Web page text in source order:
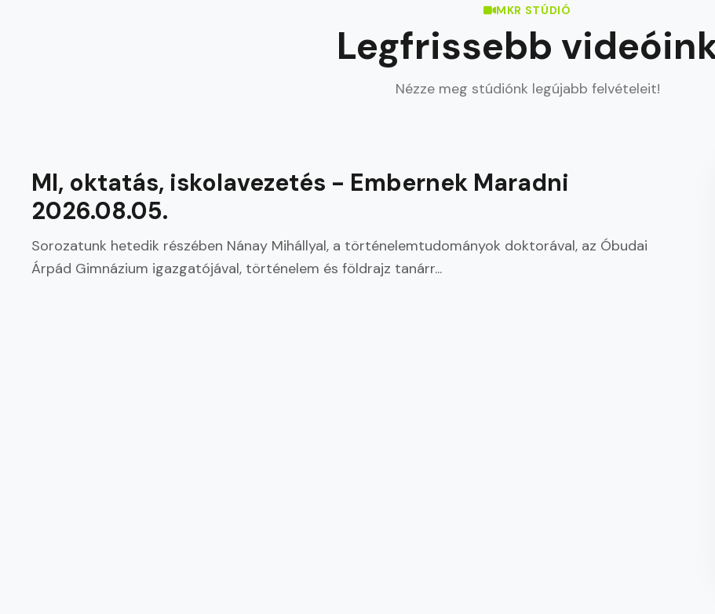
MKR STÚDIÓ
Legfrissebb
Nézze meg stúdiónk legújabb felvételeit!
MI, oktatás, iskolavezetés - Embernek Maradni
2026.08.05.
Sorozatunk hetedik részében Nánay Mihállyal, a történelemtudományok doktorával, az Óbudai
Árpád Gimnázium igazgatójával, történelem és földrajz tanárr...